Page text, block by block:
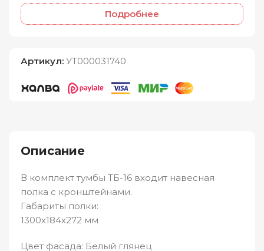
Подробнее
Артикул:УТ000031740
Описание
В комплект тумбы ТБ-16 входит навесная
полка с кронштейнами.
Габариты полки:
1300х184х272 мм
Цвет фасада: Белый глянец